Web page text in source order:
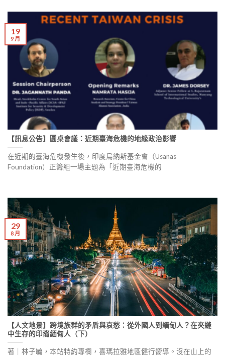
【訊息公告】圓桌會議：近期臺海危機的地緣政治影響
在近期的臺海危機發生後，印度烏納斯基金會（Usanas
Foundation）正籌組一場主題為「近期臺海危機的
19
9 月
【人文地景】跨境族群的矛盾與哀愁：從外國人到緬甸人？在夾縫
中生存的印裔緬甸人（下）
著｜林子毓，本站特約專欄，喜瑪拉雅地區健行嚮導。沒在山上的
29
8 月